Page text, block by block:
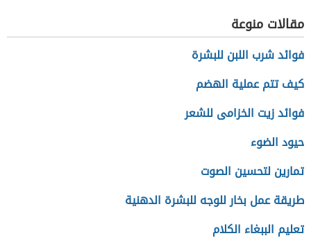
مقالات منوعة
فوائد شرب اللبن للبشرة
كيف تتم عملية الهضم
فوائد زيت الخزامى للشعر
حيود الضوء
تمارين لتحسين الصوت
طريقة عمل بخار للوجه للبشرة الدهنية
تعليم الببغاء الكلام